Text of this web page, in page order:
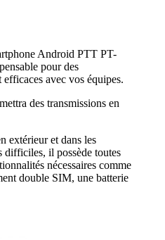
Android PTT PT-
pour des
avec vos équipes.
des transmissions en
extérieur et dans les
difficiles, il possède toutes
nécessaires comme
double SIM, une batterie